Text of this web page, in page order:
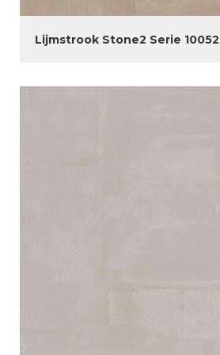
Lijmstrook Stone2 Serie 10052